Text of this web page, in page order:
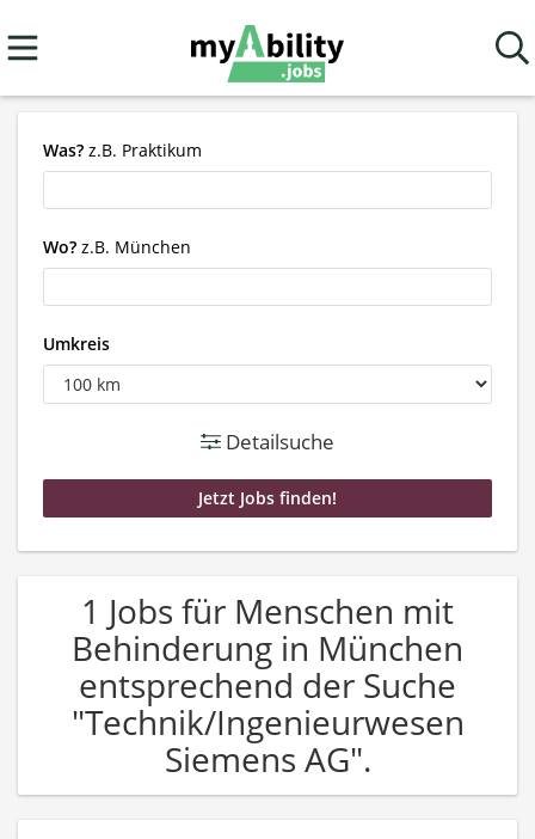
Was? z.B. Praktikum
Wo? z.B. München
Umkreis
Detailsuche
1 Jobs für Menschen mit
Behinderung in München
entsprechend der Suche
"Technik/Ingenieurwesen
Siemens AG".